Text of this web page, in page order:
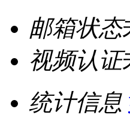
邮箱状态
视频认证
统计信息